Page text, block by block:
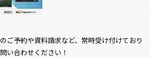
ご予約や資料請求など、常時受け付けており
い合わせください！